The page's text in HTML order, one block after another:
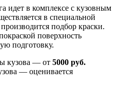
идет в комплексе с кузовным
в специальной
подбор краски.
поверхность
подготовку.
кузова — от 5000 руб.
— оценивается